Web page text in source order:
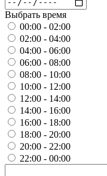
Выбрать время
00:00 - 02:00
02:00 - 04:00
04:00 - 06:00
06:00 - 08:00
08:00 - 10:00
10:00 - 12:00
12:00 - 14:00
14:00 - 16:00
16:00 - 18:00
18:00 - 20:00
20:00 - 22:00
22:00 - 00:00